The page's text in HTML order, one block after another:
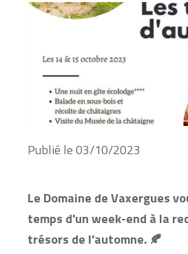
Publié le03/10/2023
Le Domaine de Vaxergues
temps d'un week-end à la
trésors de l'automne. 🍂